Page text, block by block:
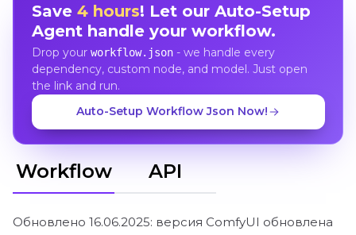
Save 4 hours! Let our Auto-Setup
Agent handle your workflow.
Drop your workflow.json- we handle every
dependency, custom node, and model. Just open
the link and run.
Auto-Setup Workflow Json Now!
Workflow API
Обновлено 16.06.2025: версия ComfyUI обновлена